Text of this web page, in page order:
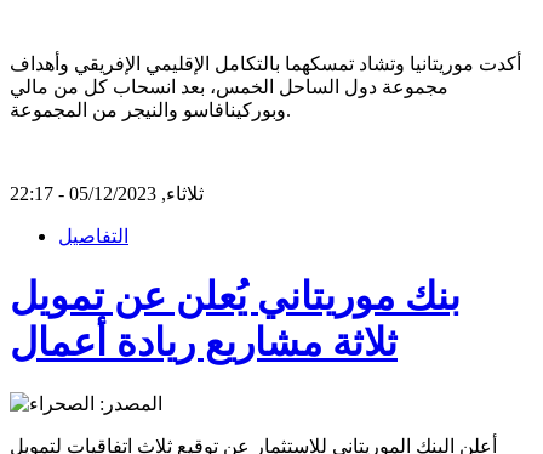
أكدت موريتانيا وتشاد تمسكهما بالتكامل الإقليمي الإفريقي وأهداف
مجموعة دول الساحل الخمس، بعد انسحاب كل من مالي
وبوركينافاسو والنيجر من المجموعة.
ثلاثاء, 05/12/2023 - 22:17
التفاصيل
بنك موريتاني يُعلن عن تمويل
ثلاثة مشاريع ريادة أعمال
أعلن البنك الموريتاني للاستثمار عن توقيع ثلاث اتفاقيات لتمويل